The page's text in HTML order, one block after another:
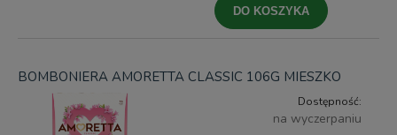
DO KOSZYKA
BOMBONIERA AMORETTA CLASSIC 106G MIESZKO
Dostępność:
na wyczerpaniu